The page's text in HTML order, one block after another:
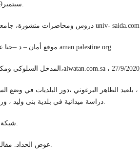
الالكترونيannajah.het ، 2021 سبتمبر9.
- دروس ومحاضرات منشورة، جامعة سعيد –س 2021-2022 –ف univ- saida.com
- موقع أمان – د –حنا عيسى – 3يونيو س 2015 – ف aman palestine.org
دراسة ميدانية في بلدية بنى وليد ، ورقة بحثية غير منشورة ، 2021م.
- شبكة المعلومات الدولة (ويكيبيديا).
- عوض الحداد. مقالة: الفساد والتنمية المستديمة.